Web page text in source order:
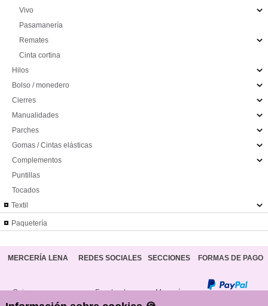
Vivo
Pasamanería
Remates
Cinta cortina
Hilos
Bolso / monedero
Cierres
Manualidades
Parches
Gomas / Cintas elásticas
Complementos
Puntillas
Tocados
Textil
Paquetería
MERCERÍA LENA REDES SOCIALES SECCIONES FORMAS DE PAGO
Quienes somos Facebook Mercería